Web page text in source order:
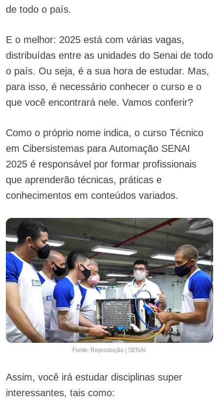
de todo o país.
E o melhor: 2025 está com várias vagas,
distribuídas entre as unidades do Senai de todo
o país. Ou seja, é a sua hora de estudar. Mas,
para isso, é necessário conhecer o curso e o
que você encontrará nele. Vamos conferir?
Como o próprio nome indica, o curso Técnico
em Cibersistemas para Automação SENAI
2025 é responsável por formar profissionais
que aprenderão técnicas, práticas e
conhecimentos em conteúdos variados.
Fonte: Reprodução | SENAI
Assim, você irá estudar disciplinas super
interessantes, tais como: